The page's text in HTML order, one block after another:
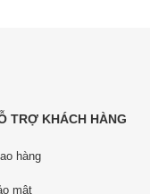
TRỢ KHÁCH HÀNG
hàng
mật